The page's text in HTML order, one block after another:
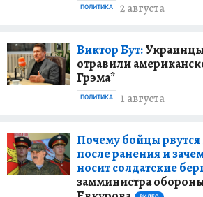
2 августа
ПОЛИТИКА
Виктор Бут:
отравили
Грэма*
1 августа
ПОЛИТИКА
Почему бойцы
после ранения и
носит солдатские
замминистра